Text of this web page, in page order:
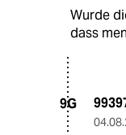
Wurde
dass
9G